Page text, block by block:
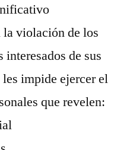
violación de los
de sus
impide ejercer el
que revelen: